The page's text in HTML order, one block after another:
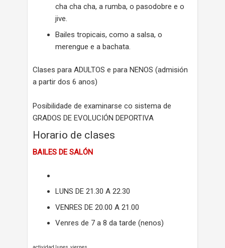
cha cha cha, a rumba, o pasodobre e o
jive.
Bailes tropicais, como a salsa, o
merengue e a bachata.
Clases para ADULTOS e para NENOS (admisión
a partir dos 6 anos)
Posibilidade de examinarse co sistema de
GRADOS DE EVOLUCIÓN DEPORTIVA
Horario de clases
BAILES DE SALÓN
LUNS DE 21.30 A 22.30
VENRES DE 20.00 A 21.00
Venres de 7 a 8 da tarde (nenos)